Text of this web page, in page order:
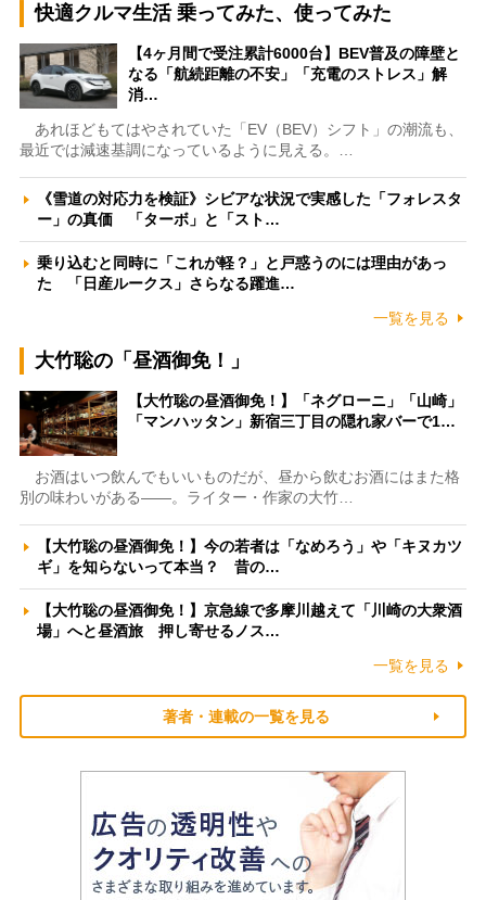
快適クルマ生活 乗ってみた、使ってみた
【4ヶ月間で受注累計6000台】BEV普及の障壁と
なる「航続距離の不安」「充電のストレス」解
消…
あれほどもてはやされていた「EV（BEV）シフト」の潮流も、
最近では減速基調になっているように見える。…
《雪道の対応力を検証》シビアな状況で実感した「フォレスタ
ー」の真価 「ターボ」と「スト…
乗り込むと同時に「これが軽？」と戸惑うのには理由があっ
た 「日産ルークス」さらなる躍進…
一覧を見る
大竹聡の「昼酒御免！」
【大竹聡の昼酒御免！】「ネグローニ」「山崎」
「マンハッタン」新宿三丁目の隠れ家バーで1…
お酒はいつ飲んでもいいものだが、昼から飲むお酒にはまた格
別の味わいがある――。ライター・作家の大竹…
【大竹聡の昼酒御免！】今の若者は「なめろう」や「キヌカツ
ギ」を知らないって本当？ 昔の…
【大竹聡の昼酒御免！】京急線で多摩川越えて「川崎の大衆酒
場」へと昼酒旅 押し寄せるノス…
一覧を見る
著者・連載の一覧を見る